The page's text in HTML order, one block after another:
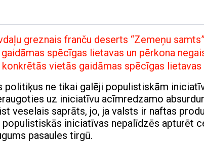
greznais franču deserts “Zemeņu
spēcīgas lietavas un pērkona
vietās gaidāmas spēcīgas lietavas
politiķus ne tikai galēji populistiskām
uz iniciatīvu acīmredzamo
veselais saprāts, jo, ja valsts ir naftas
iniciatīvas nepalīdzēs apturēt
pasaules tirgū.